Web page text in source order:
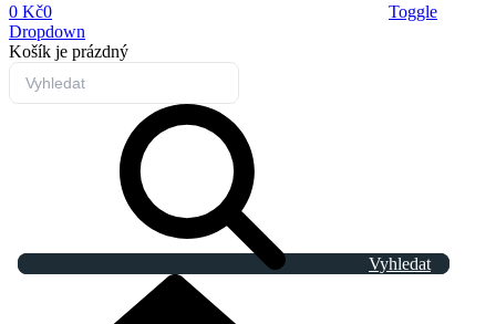
0 Kč0
Toggle
Dropdown
Košík je prázdný
Vyhledat